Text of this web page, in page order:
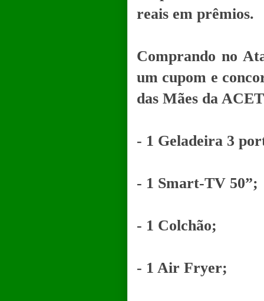
reais em prêmios.
Comprando no
um cupom e
das Mães da
- 1 Geladeira 3
- 1 Smart-TV 50”;
- 1 Colchão;
- 1 Air Fryer;